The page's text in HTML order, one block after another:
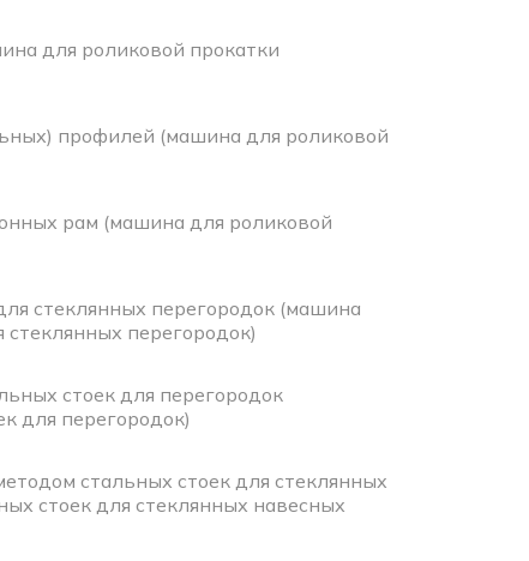
для роликовой прокатки
профилей (машина для роликовой
рам (машина для роликовой
стеклянных перегородок (машина
перегородок)
стоек для перегородок
для перегородок)
стальных стоек для стеклянных
стоек для стеклянных навесных